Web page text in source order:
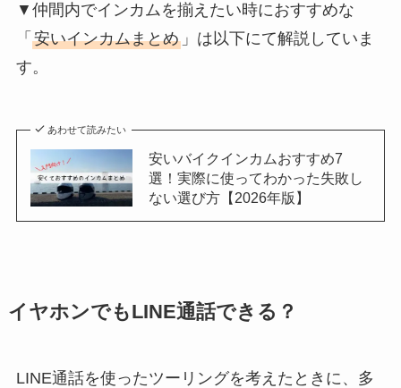
▼仲間内でインカムを揃えたい時におすすめな
「 安いインカムまとめ」は以下にて解説していま
す。
あわせて読みたい
安いバイクインカムおすすめ7
選！実際に使ってわかった失敗し
ない選び方【2026年版】
イヤホンでもLINE通話できる？
LINE通話を使ったツーリングを考えたときに、多